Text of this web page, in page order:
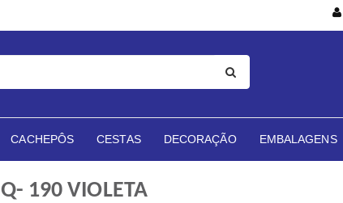
CACHEPÔS CESTAS DECORAÇÃO EMBALAGENS
Q- 190 VIOLETA